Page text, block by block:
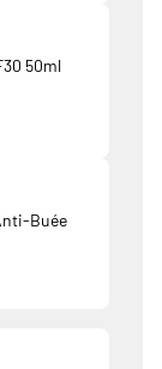
50ml
Buée